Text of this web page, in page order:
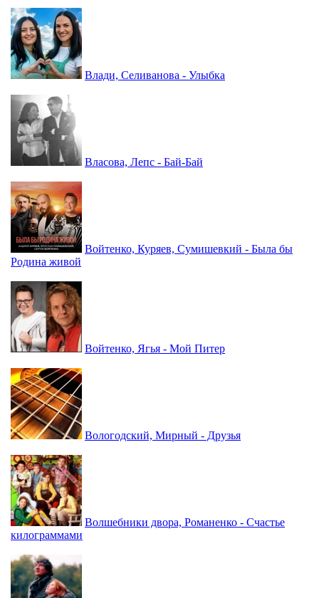
Влади, Селиванова - Улыбка
Власова, Лепс - Бай-Бай
Войтенко, Куряев, Сумишевкий - Была бы
Родина живой
Войтенко, Ягья - Мой Питер
Вологодский, Мирный - Друзья
Волшебники двора, Романенко - Счастье
килограммами